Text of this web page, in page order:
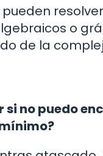
o
de la
si no puedo